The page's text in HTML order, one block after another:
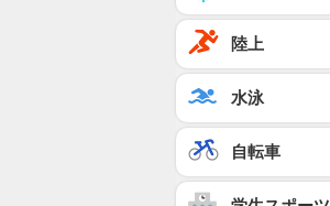
陸上
水泳
自転車